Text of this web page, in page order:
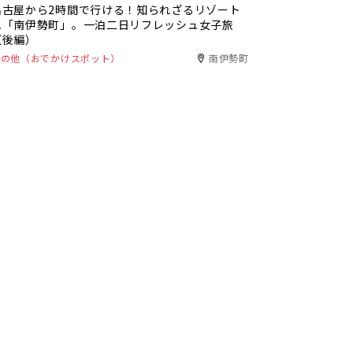
屋から2時間で行ける！知られざるリゾート
南伊勢町」。一泊二日リフレッシュ女子旅
編）
他（おでかけスポット） 南伊勢町